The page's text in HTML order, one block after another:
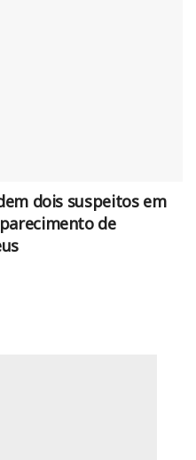
dois suspeitos em
de